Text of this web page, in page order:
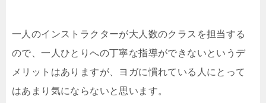
一人のインストラクターが大人数のクラスを担当する
ので、一人ひとりへの丁寧な指導ができないというデ
メリットはありますが、ヨガに慣れている人にとって
はあまり気にならないと思います。